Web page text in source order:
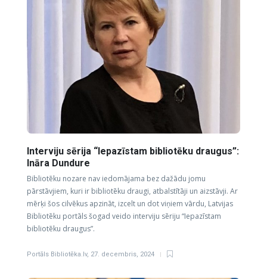
Interviju sērija “Iepazīstam bibliotēku draugus”:
Ināra Dundure
Bibliotēku nozare nav iedomājama bez dažādu jomu
pārstāvjiem, kuri ir bibliotēku draugi, atbalstītāji un aizstāvji. Ar
mērķi šos cilvēkus apzināt, izcelt un dot viņiem vārdu, Latvijas
Bibliotēku portāls šogad veido interviju sēriju “Iepazīstam
bibliotēku draugus”.
Portāls Bibliotēka.lv, 27. decembris, 2024